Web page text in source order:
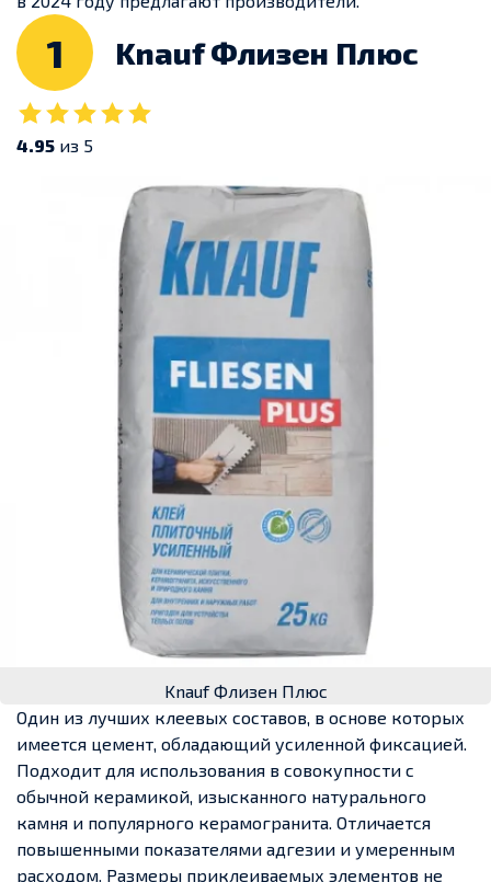
1 Knauf Флизен Плюс
4.95 из 5
Knauf Флизен Плюс
Один из лучших клеевых составов, в основе которых
имеется цемент, обладающий усиленной фиксацией.
Подходит для использования в совокупности с
обычной керамикой, изысканного натурального
камня и популярного керамогранита. Отличается
повышенными показателями адгезии и умеренным
расходом. Размеры приклеиваемых элементов не